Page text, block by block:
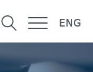
ENG